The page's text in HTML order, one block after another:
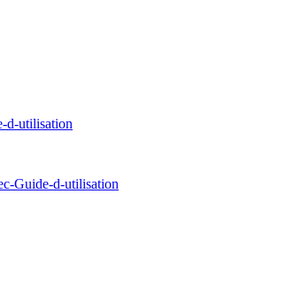
d-utilisation
Guide-d-utilisation